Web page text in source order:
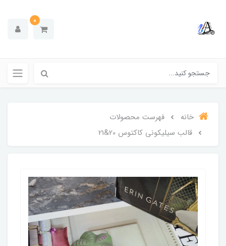
0
خانه
فهرست محصولات
قالب سیلیکونی کاکتوس 20&21